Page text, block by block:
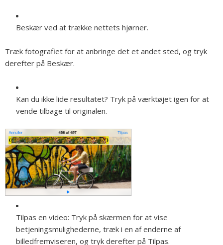
Beskær ved at trække nettets hjørner.
Træk fotografiet for at anbringe det et andet sted, og tryk
derefter på Beskær.
Kan du ikke lide resultatet? Tryk på værktøjet igen for at
vende tilbage til originalen.
Tilpas en video: Tryk på skærmen for at vise
betjeningsmulighederne, træk i en af enderne af
billedfremviseren, og tryk derefter på Tilpas.